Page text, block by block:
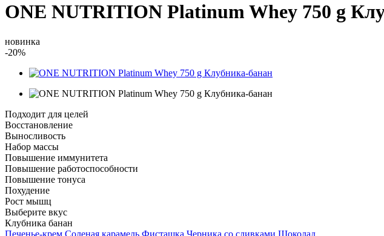
ONE NUTRITION Platinum Whey 750 g
новинка
-20%
Подходит для целей
Восстановление
Выносливость
Набор массы
Повышение иммунитета
Повышение работоспособности
Повышение тонуса
Похудение
Рост мышц
Выберите вкус
Клубника банан
Печенье-крем Соленая карамель Фисташка Черника со сливками Шоколад